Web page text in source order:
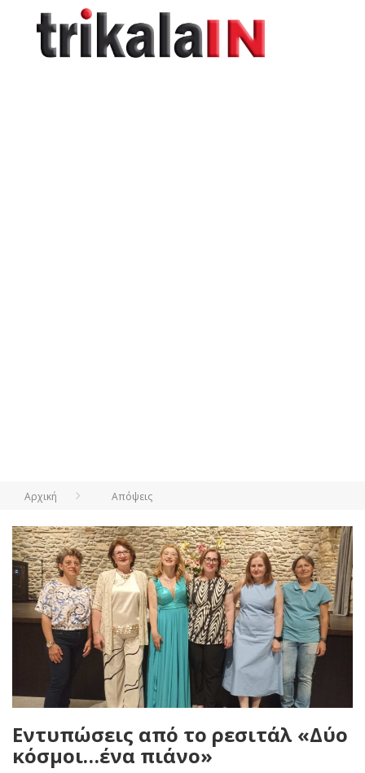
Αρχική Απόψεις
Εντυπώσεις από το ρεσιτάλ «Δύο
κόσμοι…ένα πιάνο»